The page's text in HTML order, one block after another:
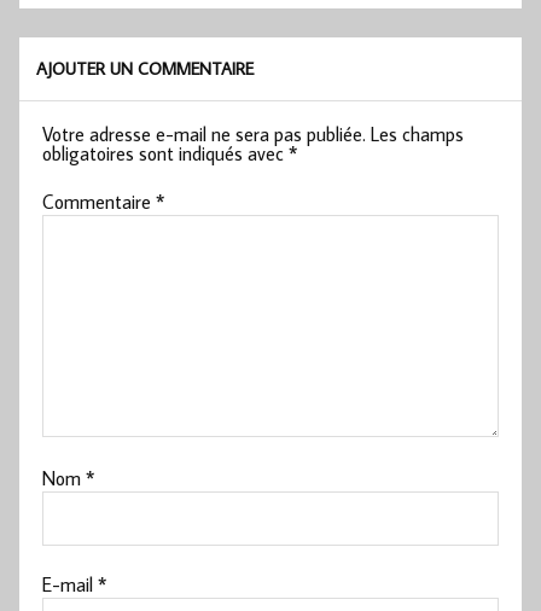
AJOUTER UN COMMENTAIRE
Votre adresse e-mail ne sera pas publiée. Les champs
obligatoires sont indiqués avec*
Commentaire*
Nom*
E-mail*